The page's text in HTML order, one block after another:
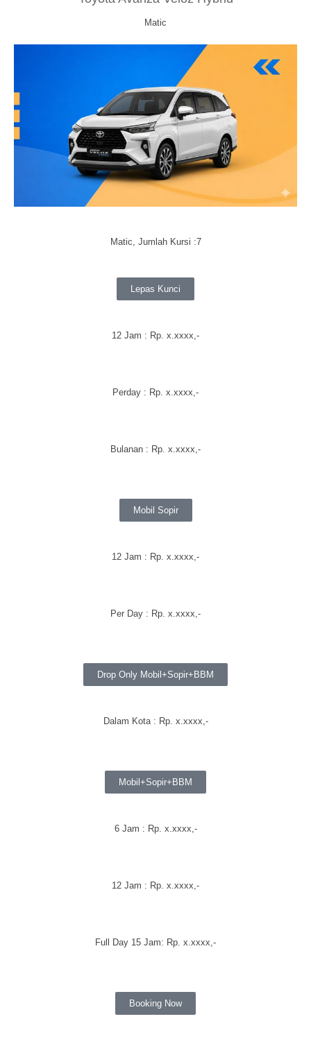
Matic
Matic, Jumlah Kursi :7
Lepas Kunci
12 Jam : Rp. x.xxxx ,-
Perday : Rp. x.xxxx ,-
Bulanan : Rp. x.xxxx ,-
Mobil Sopir
12 Jam : Rp. x.xxxx ,-
Per Day : Rp. x.xxxx ,-
Drop Only Mobil+Sopir+BBM
Dalam Kota : Rp. x.xxxx ,-
Mobil+Sopir+BBM
6 Jam : Rp. x.xxxx ,-
12 Jam : Rp. x.xxxx ,-
Full Day 15 Jam: Rp. x.xxxx ,-
Booking Now